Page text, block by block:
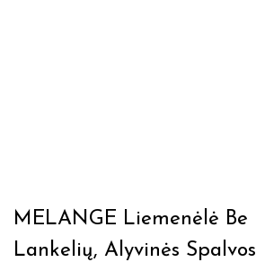
MELANGE Liemenėlė Be
Lankelių, Alyvinės Spalvos